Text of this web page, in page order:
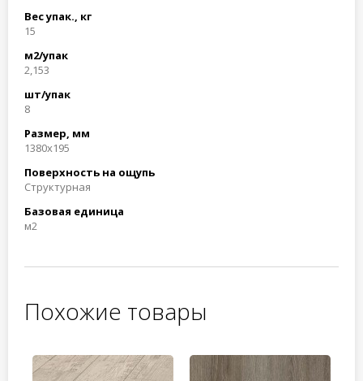
Вес упак., кг
15
м2/упак
2,153
шт/упак
8
Размер, мм
1380x195
Поверхность на ощупь
Структурная
Базовая единица
м2
Похожие товары